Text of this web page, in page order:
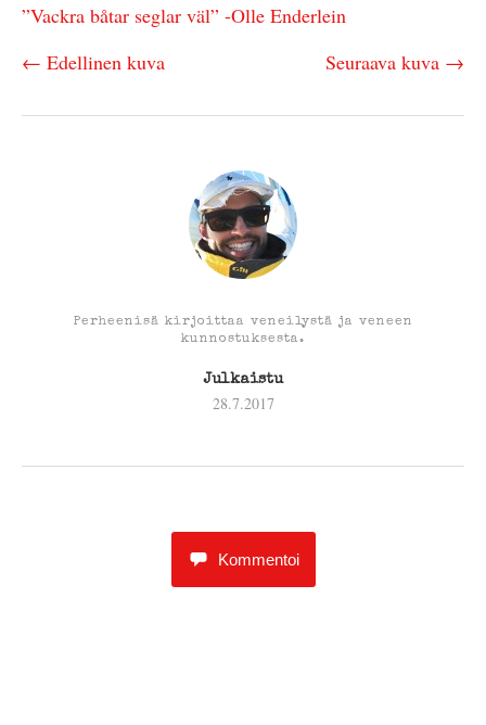
”Vackra båtar seglar väl” -Olle Enderlein
← Edellinen kuva
Seuraava kuva →
Perheenisä kirjoittaa veneilystä ja veneen
kunnostuksesta.
Julkaistu
28.7.2017
Kommentoi